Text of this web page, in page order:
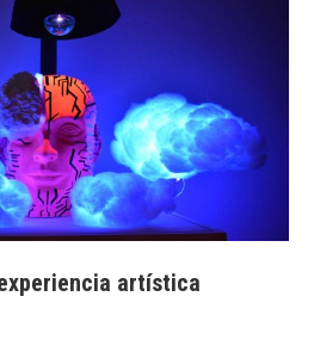
artística